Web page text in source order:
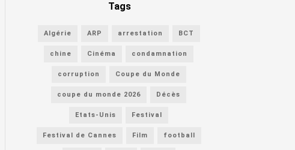
Tags
Algérie ARP arrestation BCT
chine Cinéma condamnation
corruption Coupe du Monde
coupe du monde 2026 Décès
Etats-Unis Festival
Festival de Cannes Film football